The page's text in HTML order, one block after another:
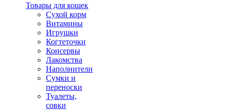
Товары для кошек
Cухой корм
Витамины
Игрушки
Когтеточки
Консервы
Лакомства
Наполнители
Сумки и
переноски
Туалеты,
совки